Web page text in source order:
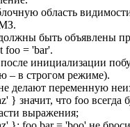
область
быть объявлены
foo = 'bar'.
инициализации
– в строгом режиме).
делают переменную
} значит, что foo всегда
выражения;